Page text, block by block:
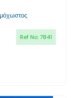
Ref No:7841